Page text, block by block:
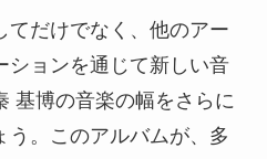
てだけでなく、他のアー
ションを通じて新しい音
基博の音楽の幅をさらに
う。このアルバムが、多